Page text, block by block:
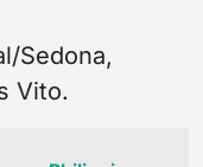
Sedona,
Vito.